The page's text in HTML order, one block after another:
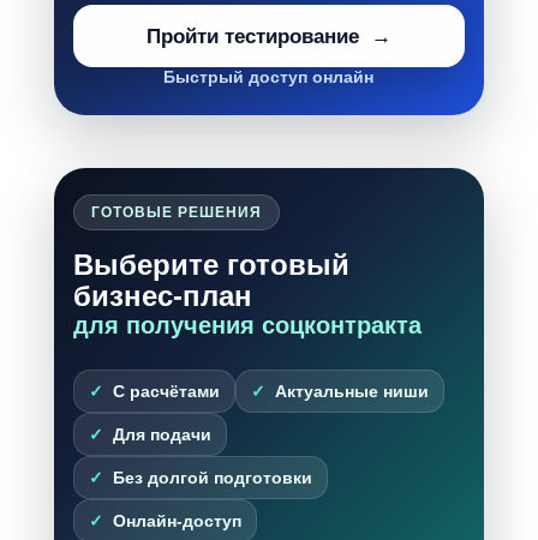
Пройти тестирование
Быстрый доступ онлайн
ГОТОВЫЕ РЕШЕНИЯ
Выберите готовый
бизнес-план
для получения соцконтракта
С расчётами Актуальные ниши
Для подачи
Без долгой подготовки
Онлайн-доступ